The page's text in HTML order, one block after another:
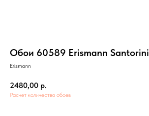
Обои 60589 Erismann Santorini
Erismann
2480,00 р.
Расчет количества обоев